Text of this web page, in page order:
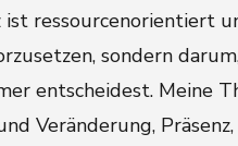
ist ressourcenorientiert
sondern
entscheidest. Meine
Veränderung,